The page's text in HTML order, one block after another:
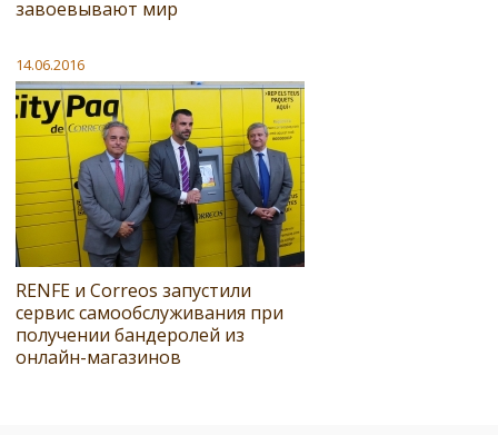
завоевывают мир
14.06.2016
RENFE и Correos запустили
сервис самообслуживания при
получении бандеролей из
онлайн-магазинов